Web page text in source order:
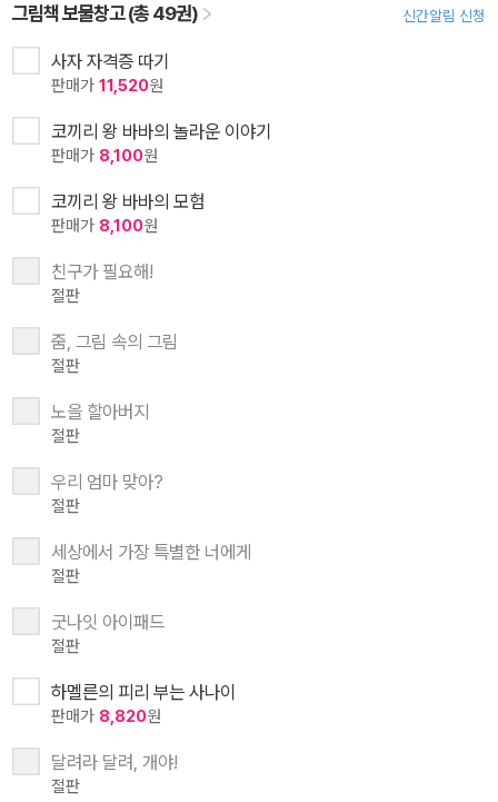
그림책 보물창고 (총 49권) 신간알림 신청
사자 자격증 따기
판매가 11,520원
코끼리 왕 바바의 놀라운 이야기
판매가 8,100원
코끼리 왕 바바의 모험
판매가 8,100원
친구가 필요해!
절판
줌, 그림 속의 그림
절판
노을 할아버지
절판
우리 엄마 맞아?
절판
세상에서 가장 특별한 너에게
절판
굿나잇 아이패드
절판
하멜른의 피리 부는 사나이
판매가 8,820원
달려라 달려, 개야!
절판